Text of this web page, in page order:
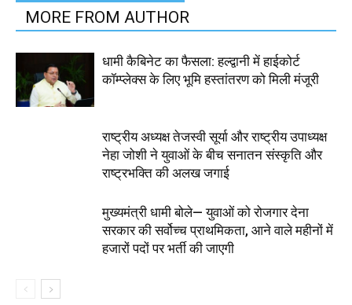
MORE FROM AUTHOR
धामी कैबिनेट का फैसला: हल्द्वानी में हाईकोर्ट
कॉम्प्लेक्स के लिए भूमि हस्तांतरण को मिली मंजूरी
राष्ट्रीय अध्यक्ष तेजस्वी सूर्या और राष्ट्रीय उपाध्यक्ष
नेहा जोशी ने युवाओं के बीच सनातन संस्कृति और
राष्ट्रभक्ति की अलख जगाई
मुख्यमंत्री धामी बोले— युवाओं को रोजगार देना
सरकार की सर्वोच्च प्राथमिकता, आने वाले महीनों में
हजारों पदों पर भर्ती की जाएगी